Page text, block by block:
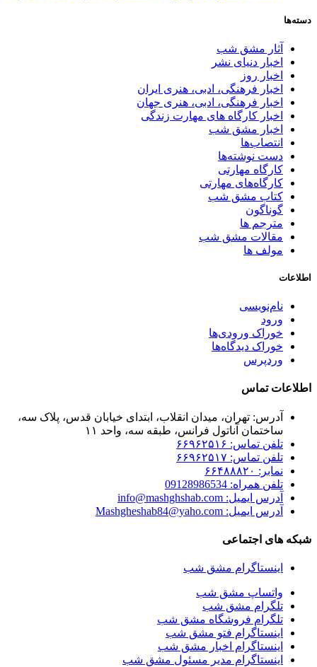
دسته‌ها
آثار مشق شب
اخبار دنیای نشر
اخبار روز
اخبار فرهنگی، ادبی، هنری ایران
اخبار فرهنگی، ادبی، هنری جهان
اخبار کارگاه های مهارت زندگی
اخبار مشق شب
انتصاب‌ها
دست نوشته‌ها
کارگاه مهارتی
کارگاه‌های مهارتی
کتاب مشق شب
گوناگون
مترجم ها
مقالات مشق شب
مولف ها
اطلاعات
نام‌نویسی
ورود
خوراک ورودی‌ها
خوراک دیدگاه‌ها
وردپرس
اطلاعات تماس
آدرس: تهران، میدان انقلاب، ابتدای خیابان قدس، پلاک سه،
ساختمان آناتول فرانس، طبقه سه، واحد ۱۱
تلفن تماس: ۶۶۹۶۲۵۱۶
تلفن تماس: ۶۶۹۶۲۵۱۷
نمابر: ۶۶۴۸۸۸۲۰
تلفن همراه: 09128986534
آدرس ایمیل: info@mashghshab.com
آدرس ایمیل: Mashgheshab84@yaho.com
شبکه های اجتماعی
اینستاگرام مشق شب
واتساپ مشق شب
تلگرام مشق شب
تلگرام فروشگاه مشق شب
اینستاگرام فتو مشق شب
اینستاگرام اخبار مشق شب
اینستاگرام مدیر مسئول مشق شب